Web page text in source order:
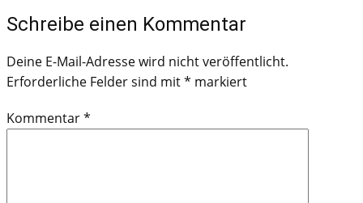
Schreibe einen Kommentar
Deine E-Mail-Adresse wird nicht veröffentlicht.
Erforderliche Felder sind mit* markiert
Kommentar*